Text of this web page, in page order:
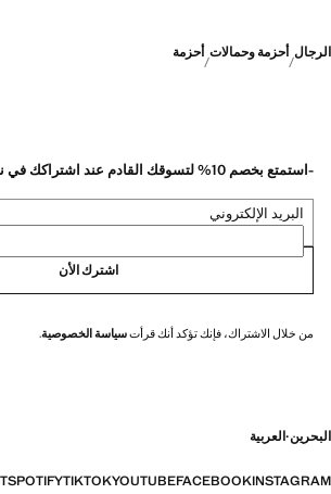
الرجال أحزمة وحمالات أحزمة
-استمتع بخصم 10% لتسوقك القادم عند اشتراكك في نشرتنا الاخبارية
البريد الإلكتروني
اشترك الأن
من خلال الاشتراك، فإنك تؤكد أنك قرأتسياسة الخصوصية.
البحرين·العربية
INSTAGRAM
FACEBOOK
YOUTUBE
TIKTOK
SPOTIFY